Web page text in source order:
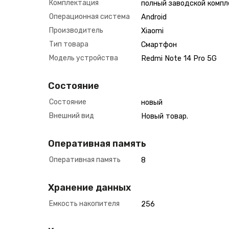
Комплектация
полный заводской
Операционная система
Android
Производитель
Xiaomi
Тип товара
Смартфон
Модель устройства
Redmi Note 14 Pro 5G
Состояние
Состояние
новый
Внешний вид
Новый товар.
Оперативная память
Оперативная память 8
Хранение данных
Емкость накопителя 256